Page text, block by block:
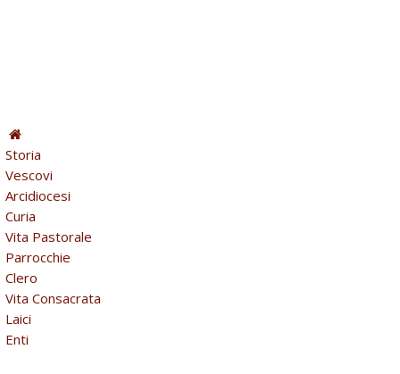
Storia
Vescovi
Arcidiocesi
Curia
Vita Pastorale
Parrocchie
Clero
Vita Consacrata
Laici
Enti